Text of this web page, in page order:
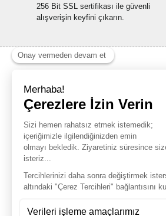
256 Bit SSL sertifikası ile güvenli
alışverişin keyfini çıkarın.